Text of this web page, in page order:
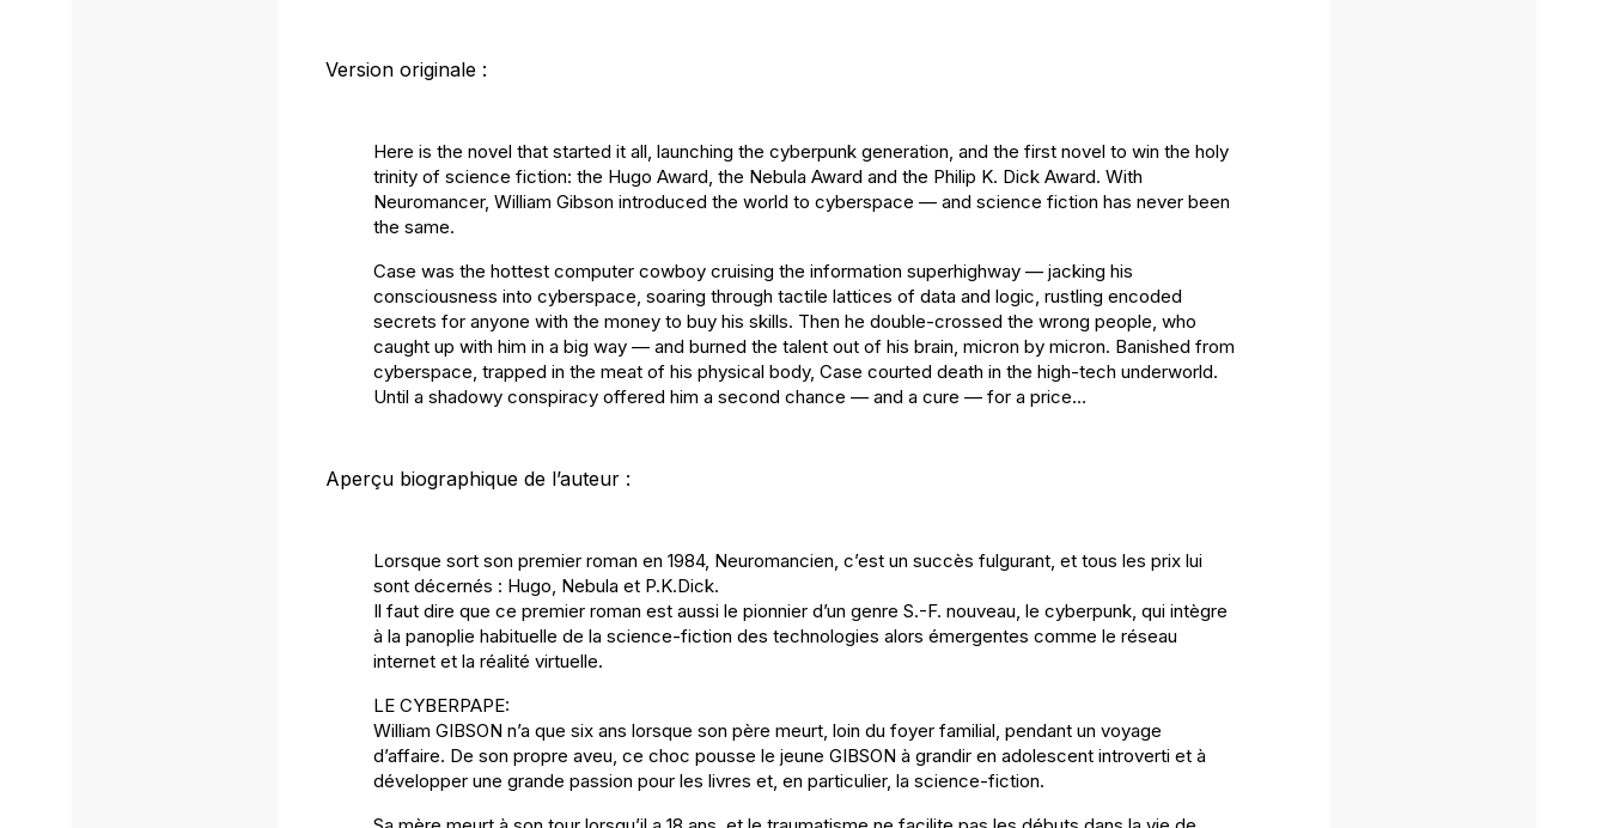
Version originale :
Here is the novel that started it all, launching the cyberpunk generation, and the first novel to win the holy
trinity of science fiction: the Hugo Award, the Nebula Award and the Philip K. Dick Award. With
Neuromancer, William Gibson introduced the world to cyberspace — and science fiction has never been
the same.
Case was the hottest computer cowboy cruising the information superhighway — jacking his
consciousness into cyberspace, soaring through tactile lattices of data and logic, rustling encoded
secrets for anyone with the money to buy his skills. Then he double-crossed the wrong people, who
caught up with him in a big way — and burned the talent out of his brain, micron by micron. Banished from
cyberspace, trapped in the meat of his physical body, Case courted death in the high-tech underworld.
Until a shadowy conspiracy offered him a second chance — and a cure — for a price…
Aperçu biographique de l’auteur :
Lorsque sort son premier roman en 1984, Neuromancien , c’est un succès fulgurant, et tous les prix lui
sont décernés : Hugo, Nebula et P.K.Dick.
Il faut dire que ce premier roman est aussi le pionnier d’un genre S.-F. nouveau, le cyberpunk, qui intègre
à la panoplie habituelle de la science-fiction des technologies alors émergentes comme le réseau
internet et la réalité virtuelle.
LE CYBERPAPE:
William GIBSON n’a que six ans lorsque son père meurt, loin du foyer familial, pendant un voyage
d’affaire. De son propre aveu, ce choc pousse le jeune GIBSON à grandir en adolescent introverti et à
développer une grande passion pour les livres et, en particulier, la science-fiction.